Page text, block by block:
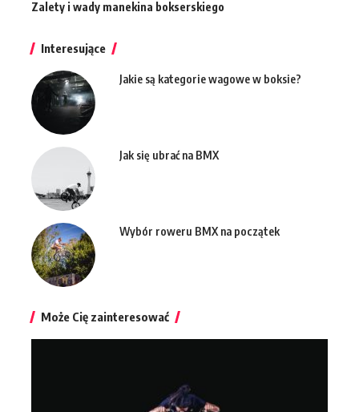
Zalety i wady manekina bokserskiego
Interesujące
Jakie są kategorie wagowe w boksie?
Jak się ubrać na BMX
Wybór roweru BMX na początek
Może Cię zainteresować